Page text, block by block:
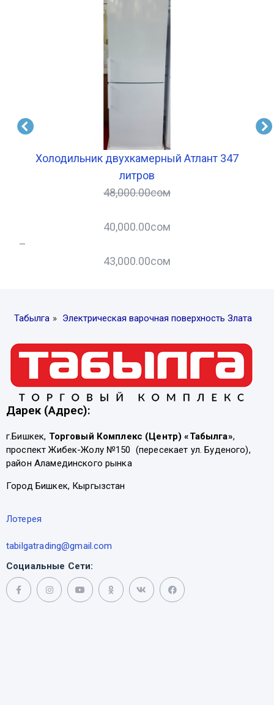
Холодильник двухкамерный Атлант 347
литров
48,000.00сом
40,000.00сом
–
43,000.00сом
Табылга » Электрическая варочная поверхность Злата
Дарек (Адрес):
г.Бишкек, Торговый Комплекс (Центр) «Табылга»,
проспект Жибек-Жолу №150 (пересекает ул. Буденого),
район Аламединского рынка
Город Бишкек, Кыргызстан
Лотерея
tabilgatrading@gmail.com
Социальные Сети: